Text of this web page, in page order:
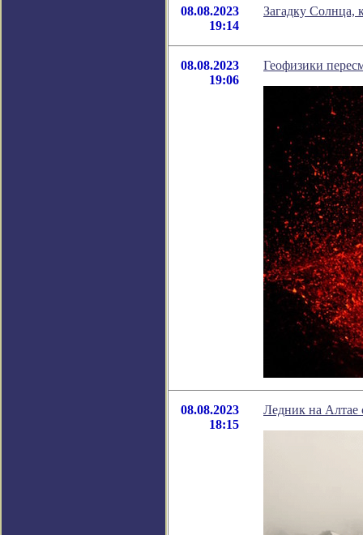
08.08.2023
19:14
Загадку Солнца,
08.08.2023
19:06
Геофизики
08.08.2023
18:15
Ледник на Алтае